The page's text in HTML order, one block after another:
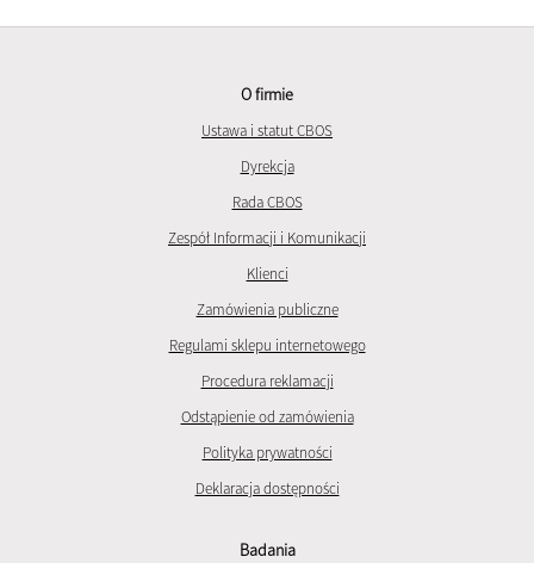
O firmie
Ustawa i statut CBOS
Dyrekcja
Rada CBOS
Zespół Informacji i Komunikacji
Klienci
Zamówienia publiczne
Regulami sklepu internetowego
Procedura reklamacji
Odstąpienie od zamówienia
Polityka prywatności
Deklaracja dostępności
Badania